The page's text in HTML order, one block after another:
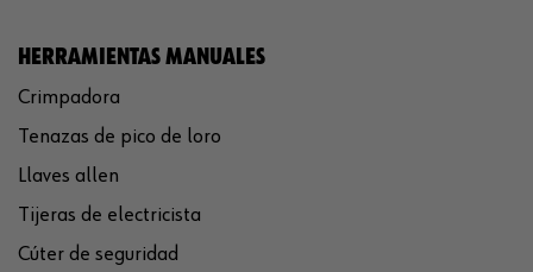
HERRAMIENTAS MANUALES
Crimpadora
Tenazas de pico de loro
Llaves allen
Tijeras de electricista
Cúter de seguridad